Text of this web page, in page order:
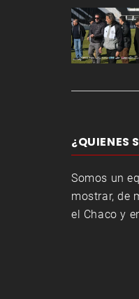
¿QUIENES
Somos un
mostrar, de
el Chaco y